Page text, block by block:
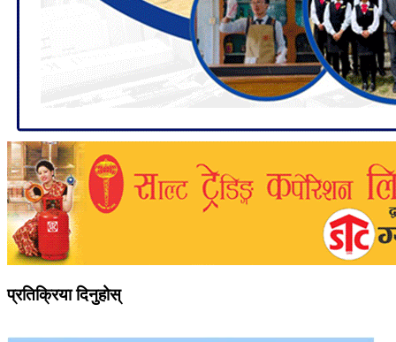
प्रतिक्रिया दिनुहोस्